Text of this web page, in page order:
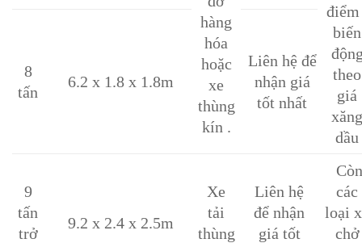
hàng
hóa
hoặc
xe
thùng
kín .
biến
theo
giá
dầu
8
tấn
6.2 x 1.8 x 1.8m
Liên hệ để
nhận giá
tốt nhất
9
tấn
trở
9.2 x 2.4 x 2.5m
Xe
tải
thùng
Liên hệ
để nhận
giá tốt
Còn
các
loại
chở